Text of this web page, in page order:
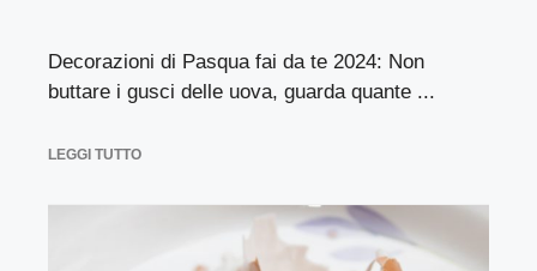
Decorazioni di Pasqua fai da te 2024: Non
buttare i gusci delle uova, guarda quante ...
LEGGI TUTTO